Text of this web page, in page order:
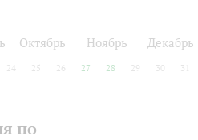
Октябрь Ноябрь Декабрь
24 25 26 27 28 29 30 31
по